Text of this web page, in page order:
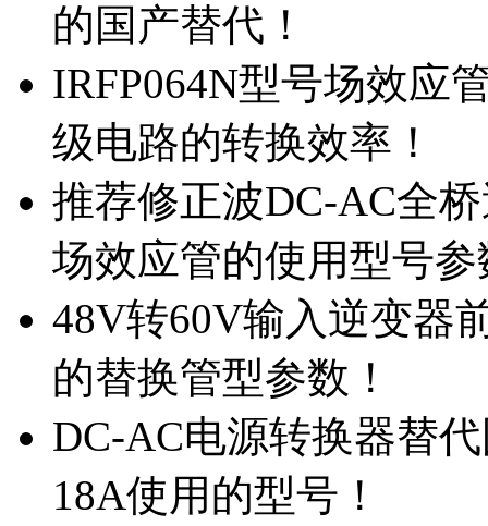
的国产替代！
IRFP064N型号场效应
级电路的转换效率！
推荐修正波DC-AC全
场效应管的使用型号参
48V转60V输入逆变器
的替换管型参数！
DC-AC电源转换器替
18A使用的型号！